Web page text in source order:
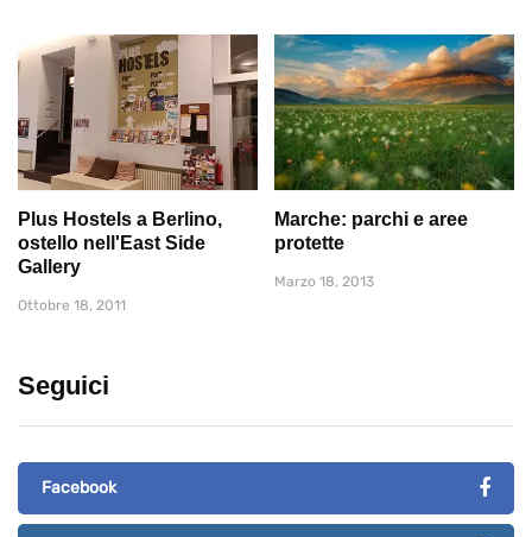
Plus Hostels a Berlino,
ostello nell'East Side
Gallery
Ottobre 18, 2011
Marche: parchi e aree
protette
Marzo 18, 2013
Seguici
Facebook